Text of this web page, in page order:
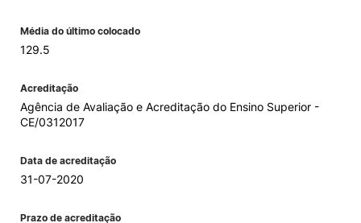
Média do último colocado
129.5
Acreditação
Agência de Avaliação e Acreditação do Ensino Superior -
CE/0312017
Data de acreditação
31-07-2020
Prazo de acreditação